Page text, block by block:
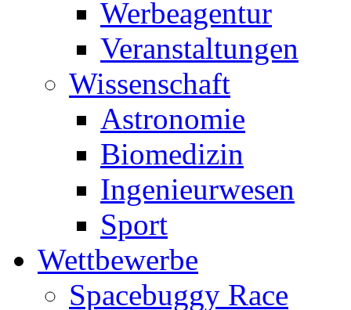
Werbeagentur
Veranstaltungen
Wissenschaft
Astronomie
Biomedizin
Ingenieurwesen
Sport
Wettbewerbe
Spacebuggy Race